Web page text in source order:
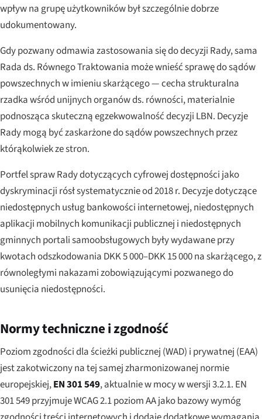
wpływ na grupę użytkowników był szczególnie dobrze
udokumentowany.
Gdy pozwany odmawia zastosowania się do decyzji Rady, sama
Rada ds. Równego Traktowania może wnieść sprawę do sądów
powszechnych w imieniu skarżącego — cecha strukturalna
rzadka wśród unijnych organów ds. równości, materialnie
podnosząca skuteczną egzekwowalność decyzji LBN. Decyzje
Rady mogą być zaskarżone do sądów powszechnych przez
którąkolwiek ze stron.
Portfel spraw Rady dotyczących cyfrowej dostępności jako
dyskryminacji rósł systematycznie od 2018 r. Decyzje dotyczące
niedostępnych usług bankowości internetowej, niedostępnych
aplikacji mobilnych komunikacji publicznej i niedostępnych
gminnych portali samoobsługowych były wydawane przy
kwotach odszkodowania DKK 5 000–DKK 15 000 na skarżącego, z
równoległymi nakazami zobowiązującymi pozwanego do
usunięcia niedostępności.
Normy techniczne i zgodność
Poziom zgodności dla ścieżki publicznej (WAD) i prywatnej (EAA)
jest zakotwiczony na tej samej zharmonizowanej normie
europejskiej,EN 301 549, aktualnie w mocy w wersji 3.2.1. EN
301 549 przyjmuje WCAG 2.1 poziom AA jako bazowy wymóg